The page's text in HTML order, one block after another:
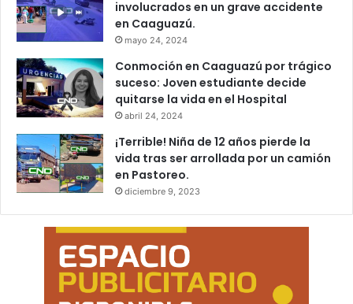
involucrados en un grave accidente
en Caaguazú.
mayo 24, 2024
Conmoción en Caaguazú por trágico
suceso: Joven estudiante decide
quitarse la vida en el Hospital
abril 24, 2024
¡Terrible! Niña de 12 años pierde la
vida tras ser arrollada por un camión
en Pastoreo.
diciembre 9, 2023